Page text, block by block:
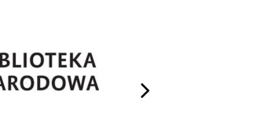
next